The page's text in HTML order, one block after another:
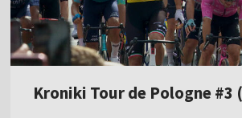
Kroniki Tour de Pologne #3